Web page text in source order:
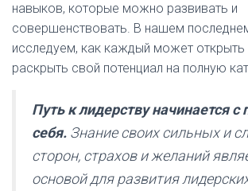
навыков, которые можно развивать и
совершенствовать. В нашем
исследуем, как каждый может открыть
раскрыть свой потенциал на полную
Путь к лидерству начинается с
себя. Знание своих сильных и
сторон, страхов и желаний
основой для развития